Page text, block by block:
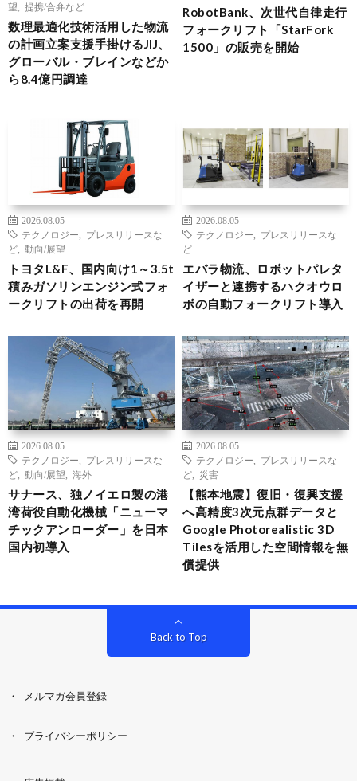
望
提携/合弁など
数理最適化技術活用した物流
の計画立案支援手掛けるJIJ、
グローバル・ブレインなどか
ら8.4億円調達
RobotBank、次世代自律走行
フォークリフト「StarFork
1500」の販売を開始
2026.08.05
テクノロジー
プレスリリースな
ど
動向/展望
トヨタL&F、国内向け1～3.5t
積みガソリンエンジン式フォ
ークリフトの出荷を再開
2026.08.05
テクノロジー
プレスリリースな
ど
エバラ物流、ロボットパレタ
イザーと連携するハクオウロ
ボの自動フォークリフト導入
2026.08.05
テクノロジー
プレスリリースな
ど
動向/展望 海外
サナース、独ノイエロ製の港
湾荷役自動化機械「ニューマ
チックアンローダー」を日本
国内初導入
2026.08.05
テクノロジー
プレスリリースな
ど
災害
【熊本地震】復旧・復興支援
へ高精度3次元点群データと
Google Photorealistic 3D
Tilesを活用した空間情報を無
償提供
Back to Top
メルマガ会員登録
プライバシーポリシー